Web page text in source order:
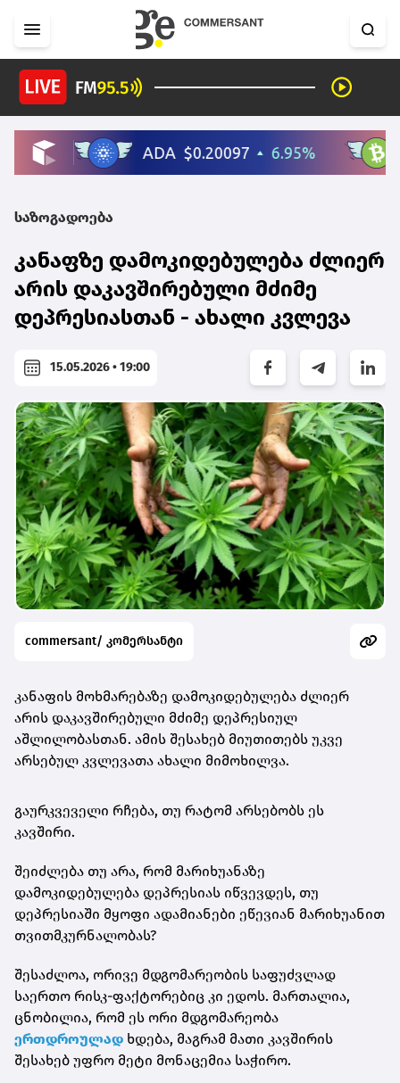
საზოგადოება
კანაფზე დამოკიდებულება ძლიერ
არის დაკავშირებული მძიმე
დეპრესიასთან - ახალი კვლევა
15.05.2026 • 19:00
commersant/ კომერსანტი
კანაფის მოხმარებაზე დამოკიდებულება ძლიერ
არის დაკავშირებული მძიმე დეპრესიულ
აშლილობასთან. ამის შესახებ მიუთითებს უკვე
არსებულ კვლევათა ახალი მიმოხილვა.
გაურკვეველი რჩება, თუ რატომ არსებობს ეს
კავშირი.
შეიძლება თუ არა, რომ მარიხუანაზე
დამოკიდებულება დეპრესიას იწვევდეს, თუ
დეპრესიაში მყოფი ადამიანები ეწევიან მარიხუანით
თვითმკურნალობას?
შესაძლოა, ორივე მდგომარეობის საფუძვლად
საერთო რისკ-ფაქტორებიც კი ედოს. მართალია,
ცნობილია, რომ ეს ორი მდგომარეობა
ერთდროულად ხდება, მაგრამ მათი კავშირის
შესახებ უფრო მეტი მონაცემია საჭირო.